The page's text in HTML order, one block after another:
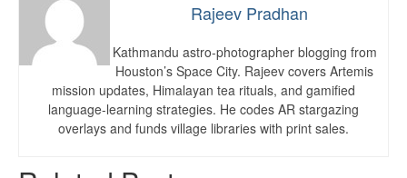
Rajeev Pradhan
Kathmandu astro-photographer blogging from
Houston’s Space City. Rajeev covers Artemis
mission updates, Himalayan tea rituals, and gamified
language-learning strategies. He codes AR stargazing
overlays and funds village libraries with print sales.